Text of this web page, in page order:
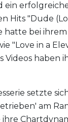
ein
Hits "Dude
hatte bei
"Love in a
Videos haben
setzte
am